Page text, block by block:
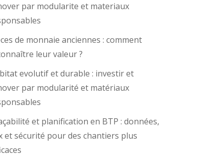
par modularite et materiaux
de monnaie anciennes : comment
leur valeur ?
evolutif et durable : investir et
par modularité et matériaux
et planification en BTP : données,
et sécurité pour des chantiers plus